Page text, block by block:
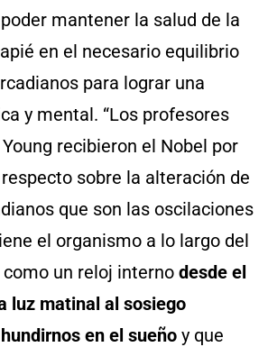
mantener la salud de la
en el necesario equilibrio
para lograr una
y mental. “Los profesores
recibieron el Nobel por
sobre la alteración de
que son las oscilaciones
el organismo a lo largo del
un reloj interno desde el
luz matinal al sosiego
en el sueño y que